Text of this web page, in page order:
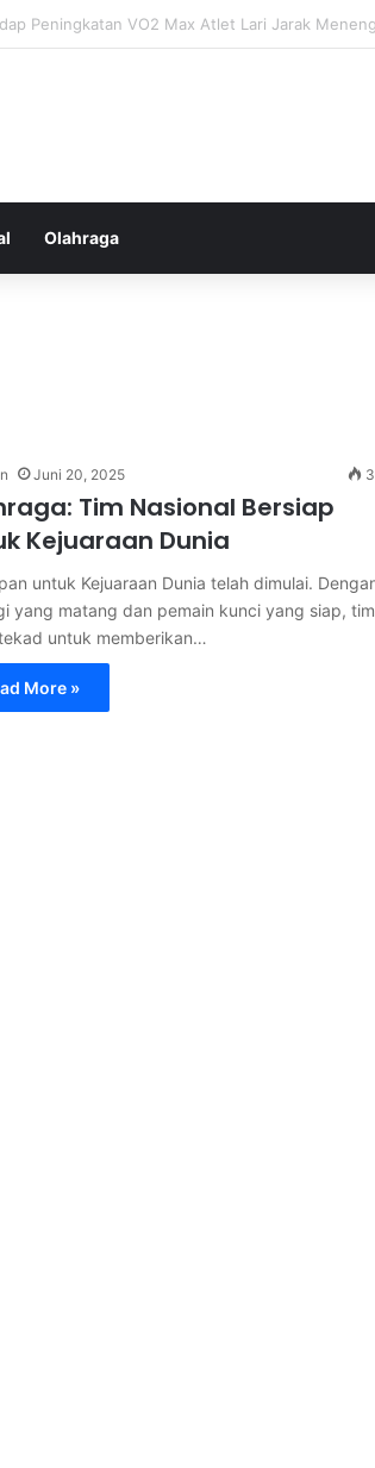
Antara Pikiran, Tubuh, dan Emosi secara
Olahraga
Juni 20, 2025
Tim Nasional Bersiap
Kejuaraan Dunia
untuk Kejuaraan Dunia telah dimulai.
yang matang dan pemain kunci yang siap, tim
untuk memberikan…
More »